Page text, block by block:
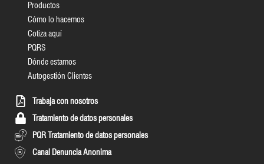
Productos
Cómo lo hacemos
Cotiza aquí
PQRS
Dónde estamos
Autogestión Clientes
Trabaja con nosotros
Tratamiento de datos personales
PQR Tratamiento de datos personales
Canal Denuncia Anonima